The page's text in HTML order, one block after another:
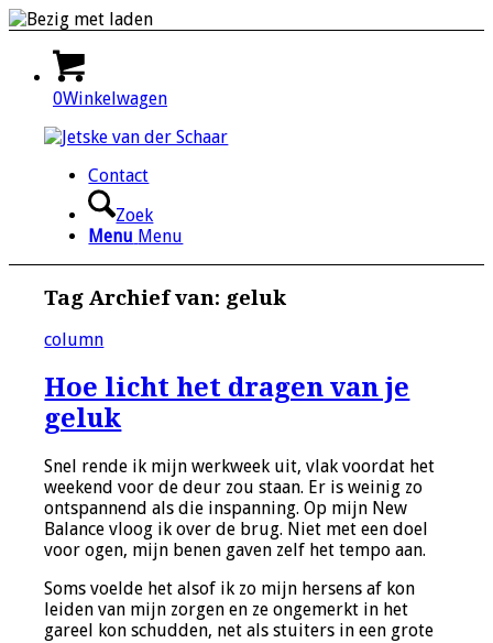
0Winkelwagen
Contact
Zoek
Menu Menu
Tag Archief van: geluk
column
Hoe licht het dragen van je
geluk
Snel rende ik mijn werkweek uit, vlak voordat het
weekend voor de deur zou staan. Er is weinig zo
ontspannend als die inspanning. Op mijn New
Balance vloog ik over de brug. Niet met een doel
voor ogen, mijn benen gaven zelf het tempo aan.
Soms voelde het alsof ik zo mijn hersens af kon
leiden van mijn zorgen en ze ongemerkt in het
gareel kon schudden, net als stuiters in een grote